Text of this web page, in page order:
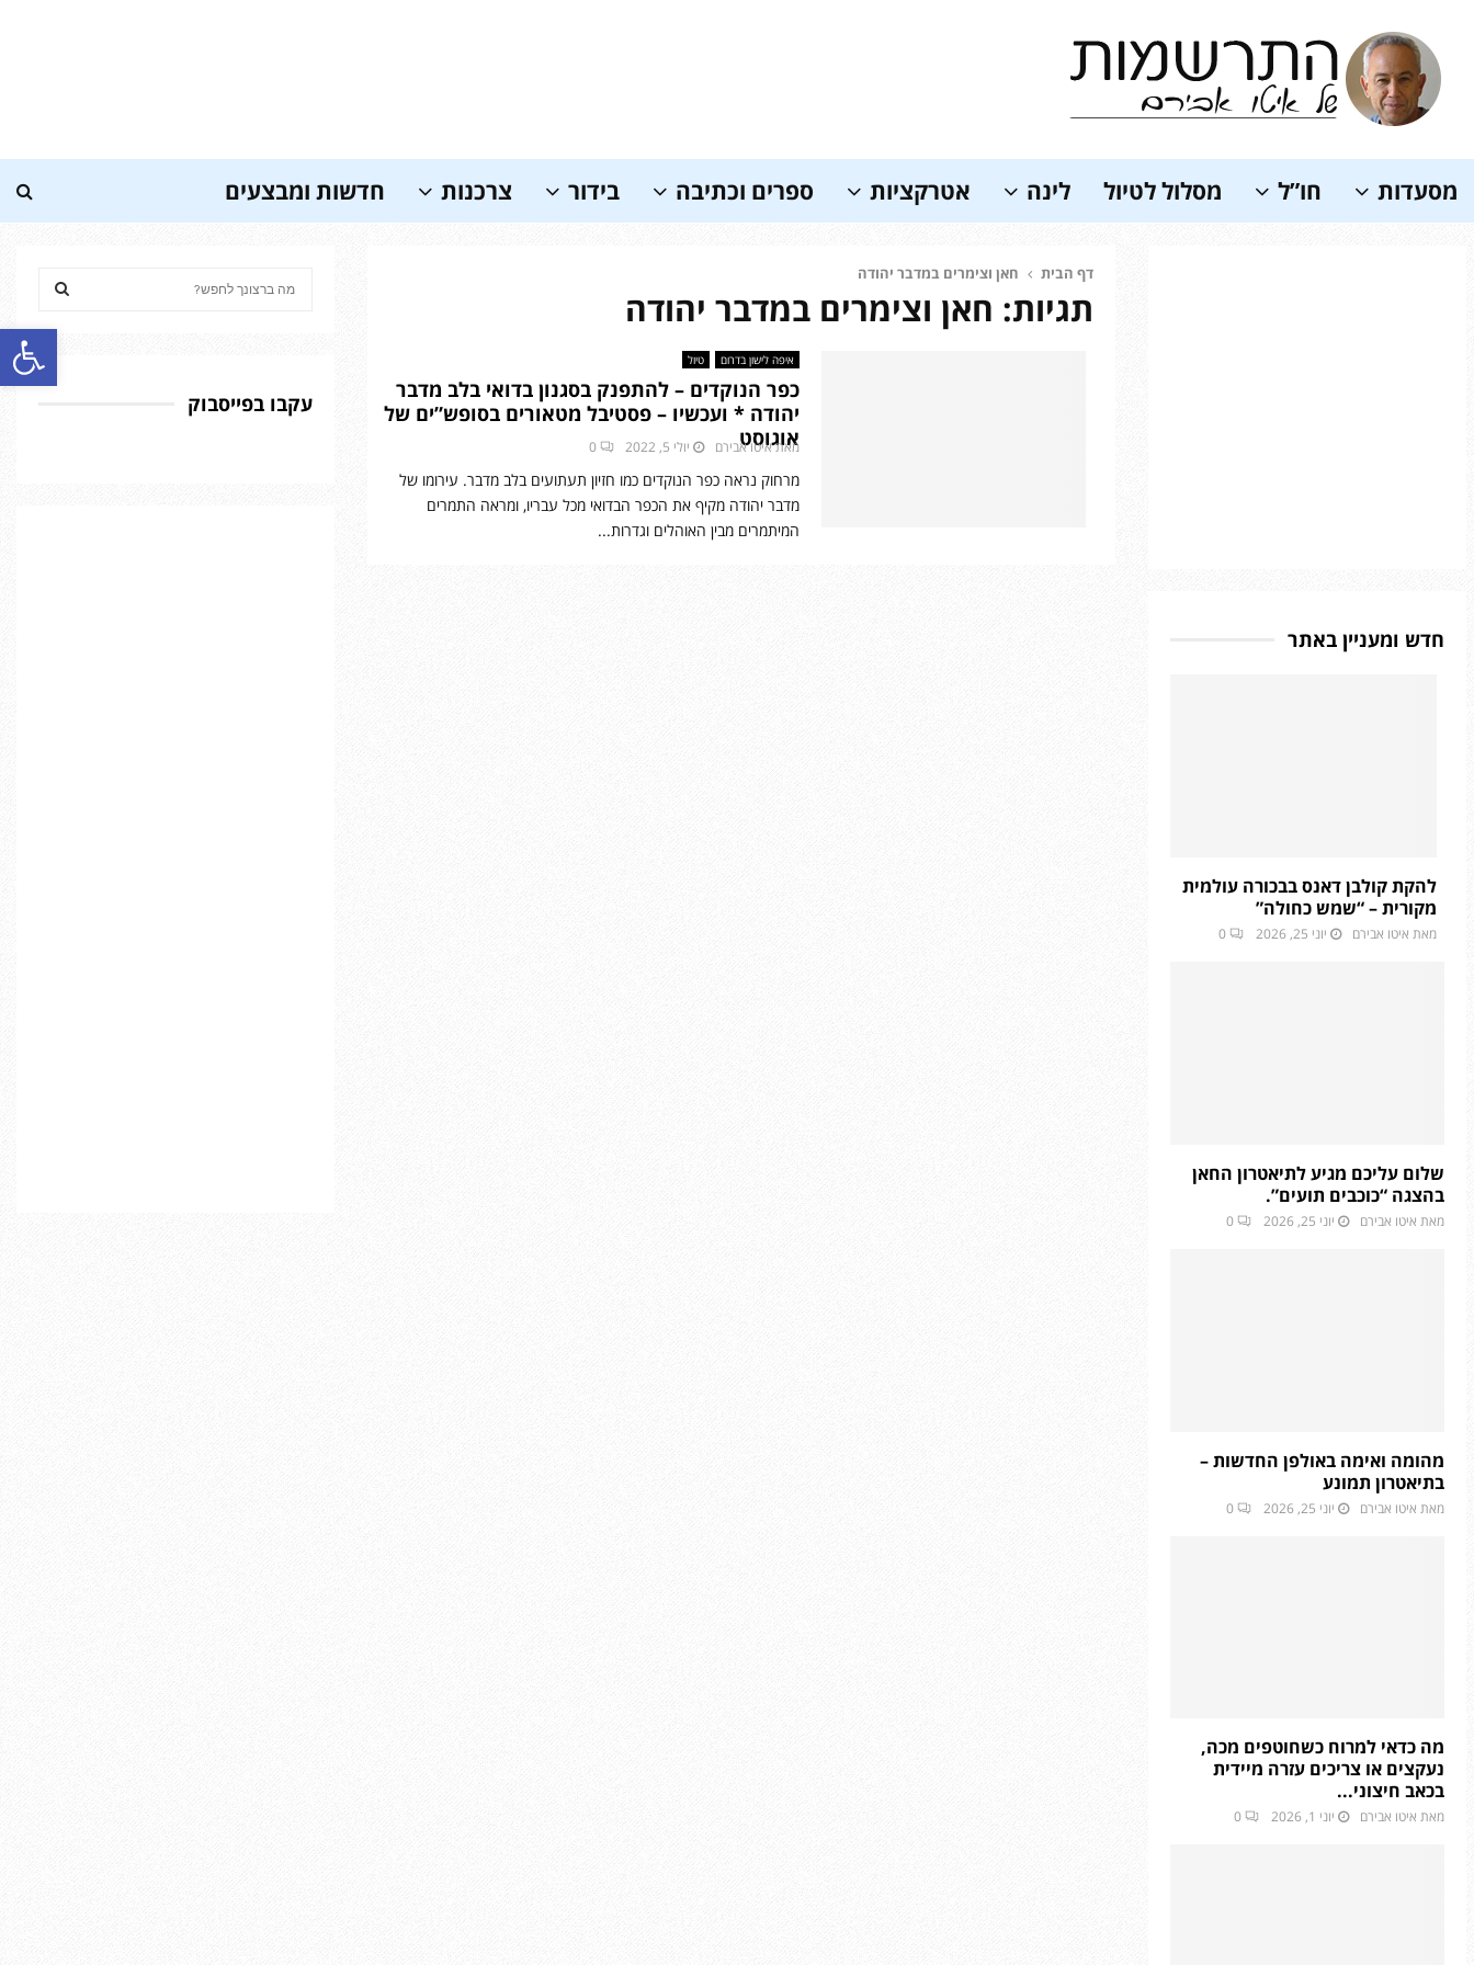
פתח סרגל נגישות
מסעדות חו”ל מסלול לטיול לינה אטרקציות ספרים וכתיבה בידור צרכנות חדשות ומבצעים
דף הבית חאן וצימרים במדבר יהודה
תגיות: חאן וצימרים במדבר יהודה
איפה לישון בדרום טיול
כפר הנוקדים – להתפנק בסגנון בדואי בלב מדבר
יהודה * ועכשיו – פסטיבל מטאורים בסופש”ים של
אוגוסט
מאתאיטו אבירם יולי 5, 2022 0
מרחוק נראה כפר הנוקדים כמו חזיון תעתועים בלב מדבר. עירומו של
מדבר יהודה מקיף את הכפר הבדואי מכל עבריו, ומראה התמרים
המיתמרים מבין האוהלים וגדרות...
חדש ומעניין באתר
להקת קולבן דאנס בבכורה עולמית
מקורית – “שמש כחולה”
מאת איטו אבירם יוני 25, 2026 0
שלום עליכם מגיע לתיאטרון החאן
בהצגה “כוכבים תועים”.
מאת איטו אבירם יוני 25, 2026 0
מהומה ואימה באולפן החדשות –
בתיאטרון תמונע
מאת איטו אבירם יוני 25, 2026 0
מה כדאי למרוח כשחוטפים מכה,
נעקצים או צריכים עזרה מיידית
בכאב חיצוני...
מאת איטו אבירם יוני 1, 2026 0
h
f
עקבו בפייסבוק